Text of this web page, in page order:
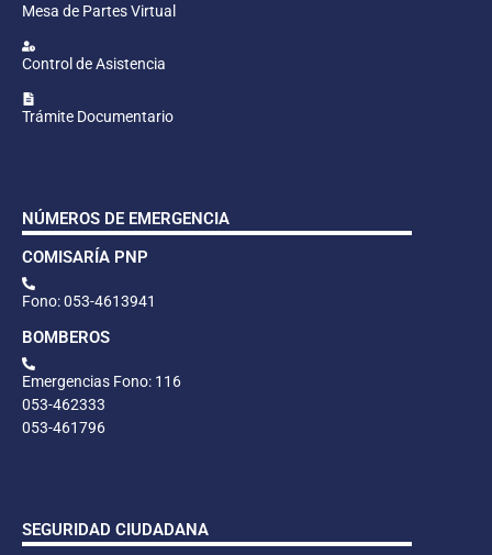
Mesa de Partes Virtual
Control de Asistencia
Trámite Documentario
NÚMEROS DE EMERGENCIA
COMISARÍA PNP
Fono: 053-4613941
BOMBEROS
Emergencias Fono: 116
053-462333
053-461796
SEGURIDAD CIUDADANA